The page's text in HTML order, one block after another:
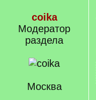
coika
Модератор
раздела
Москва